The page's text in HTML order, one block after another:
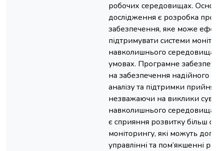
робочих середовищах.
дослідження є розробка
забезпечення, яке може
підтримувати системи
навколишнього середовища
умовах. Програмне
на забезпечення надійного
аналізу та підтримки
незважаючи на виклики
навколишнього
є сприяння розвитку більш
моніторингу, які можуть
управлінні та пом’якшенні